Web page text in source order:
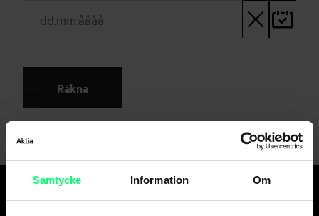
Samtycke Information Om
Räkna